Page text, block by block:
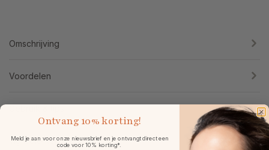
Omschrijving
Voordelen
Ingrediënten
Ontvang 10% korting!
Meld je aan voor onze nieuwsbrief en je ontvangt direct een
code voor 10% korting*.